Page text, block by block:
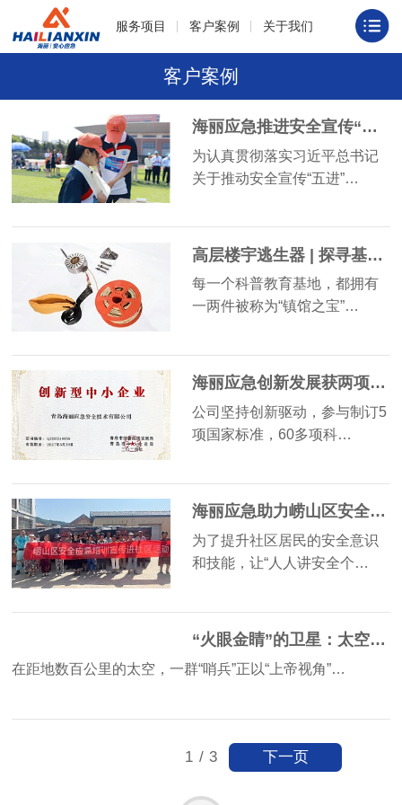
服务项目 客户案例 关于我们
客户案例
海丽应急推进安全宣传“五进”活动 提升全民安全素质
为认真贯彻落实习近平总书记
关于推动安全宣传“五进”…
高层楼宇逃生器 | 探寻基地“镇馆之宝”
每一个科普教育基地，都拥有
一两件被称为“镇馆之宝”…
海丽应急创新发展获两项重量级荣誉
公司坚持创新驱动，参与制订5
项国家标准，60多项科…
海丽应急助力崂山区安全培训进社区 共筑和谐平安家园
为了提升社区居民的安全意识
和技能，让“人人讲安全个…
“火眼金睛”的卫星：太空中的灾害监测员如何工作？
在距地数百公里的太空，一群“哨兵”正以“上帝视角”…
1 / 3 下一页